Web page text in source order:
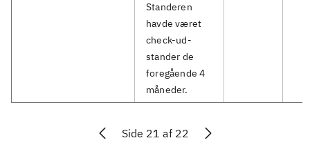
Standeren
havde været
check-ud-
stander de
foregående 4
måneder.
Side 21 af 22